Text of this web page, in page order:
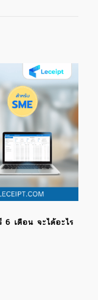
เดือน จะได้อะไร